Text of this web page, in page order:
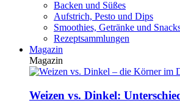
Backen und Süßes
Aufstrich, Pesto und Dips
Smoothies, Getränke und
Rezeptsammlungen
Magazin
Magazin
Weizen vs. Dinkel: